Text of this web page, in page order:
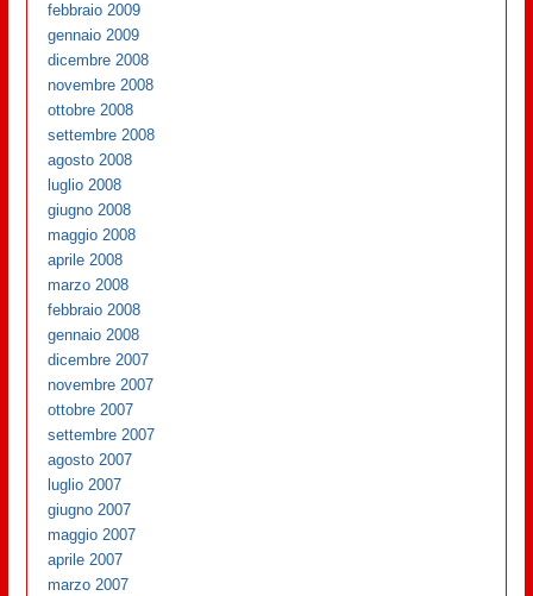
febbraio 2009
gennaio 2009
dicembre 2008
novembre 2008
ottobre 2008
settembre 2008
agosto 2008
luglio 2008
giugno 2008
maggio 2008
aprile 2008
marzo 2008
febbraio 2008
gennaio 2008
dicembre 2007
novembre 2007
ottobre 2007
settembre 2007
agosto 2007
luglio 2007
giugno 2007
maggio 2007
aprile 2007
marzo 2007